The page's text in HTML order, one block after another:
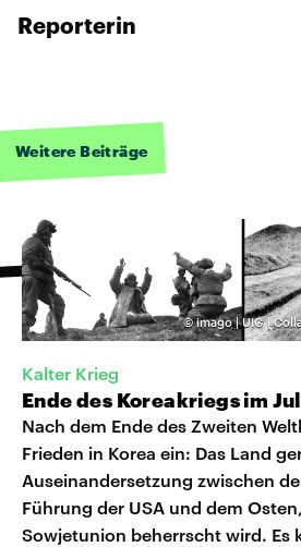
Reporterin
Weitere Beiträge
©imago | UIG |
Kalter Krieg
Ende des Koreakriegs im
Nach dem Ende des Zweiten
Frieden in Korea ein: Das Land
Auseinandersetzung zwischen
Führung der USA und dem
Sowjetunion beherrscht wird. Es